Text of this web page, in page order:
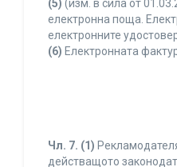
(5) (изм. в сила от
електронна поща.
електронните
(6) Електронната
Чл. 7. (1)
действащото